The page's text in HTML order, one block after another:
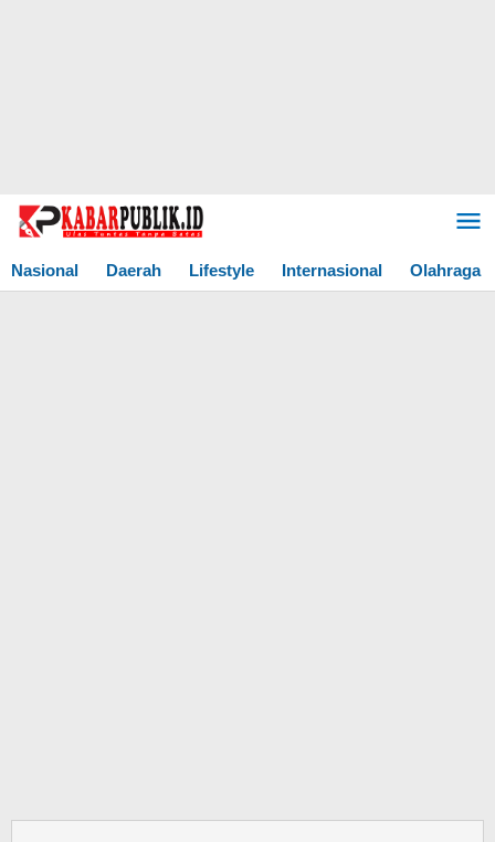
Lewati
Nasional
Daerah Lifestyle Internasional Olahraga